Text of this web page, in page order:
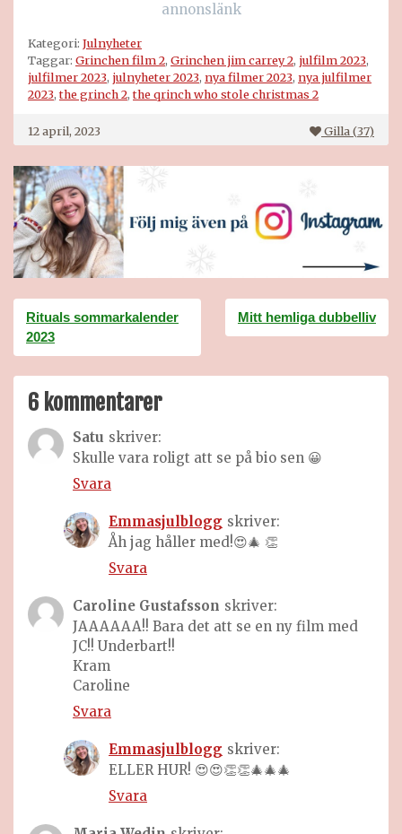
annonslänk
Kategori: Julnyheter
Taggar: Grinchen film 2, Grinchen jim carrey 2, julfilm 2023,
julfilmer 2023, julnyheter 2023, nya filmer 2023, nya julfilmer
2023,the grinch 2,the qrinch who stole christmas 2
12 april, 2023 Gilla (37)
Inläggsnavigering
Rituals sommarkalender
2023
Mitt hemliga dubbelliv
6 kommentarer
Satu skriver:
Skulle vara roligt att se på bio sen 😀
Svara
Emmasjulblogg skriver:
Åh jag håller med!😍🎄 👏
Svara
Caroline Gustafsson skriver:
JAAAAAA!! Bara det att se en ny film med
JC!! Underbart!!
Kram
Caroline
Svara
Emmasjulblogg skriver:
ELLER HUR! 😍😍👏👏🎄🎄🎄
Svara